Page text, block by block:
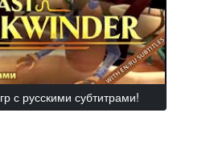
с русскими субтитрами!